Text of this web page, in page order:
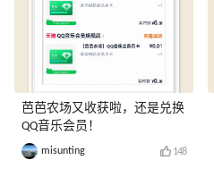
芭芭农场又收获啦，还是兑换
QQ音乐会员！
misunting 148